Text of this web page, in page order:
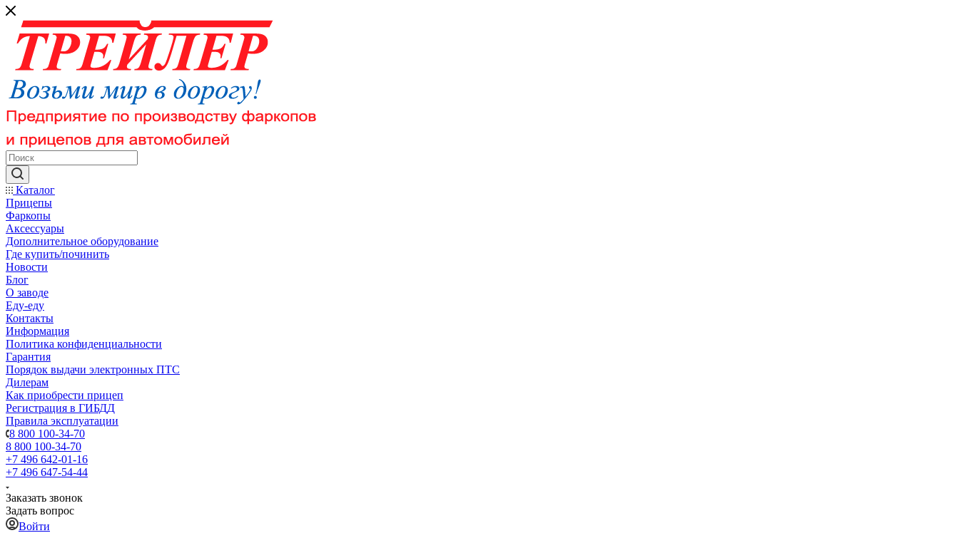
Каталог
Прицепы
Фаркопы
Аксессуары
Дополнительное оборудование
Где купить/починить
Новости
Блог
О заводе
Еду-еду
Контакты
Информация
Политика конфиденциальности
Гарантия
Порядок выдачи электронных ПТС
Дилерам
Как приобрести прицеп
Регистрация в ГИБДД
Правила эксплуатации
8 800 100-34-70
8 800 100-34-70
+7 496 642-01-16
+7 496 647-54-44
Заказать звонок
Задать вопрос
Войти